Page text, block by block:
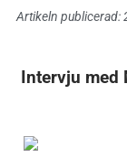
Artikeln publicerad:
Intervju med